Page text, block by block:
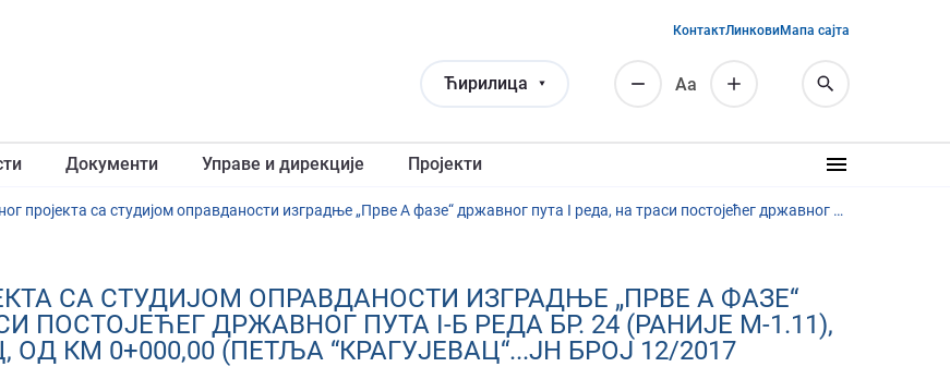
Ћирилица Аа
КонтактЛинковиМапа сајта
Документи Управе и дирекције Пројекти
Услуге израде Идејног пројекта са студијом оправданости изградње „Прве А фазе“ државног пута I реда, на траси постојећег државног пута I-Б реда бр. 24 (раније М-1.11), веза Коридор 10 – Крагујевац, од км 0+000,00 (петља “Крагујевац“...ЈН број 12/2017
СА СТУДИЈОМ ОПРАВДАНОСТИ ИЗГРАДЊЕ „ПРВЕ А ФАЗЕ“
ПОСТОЈЕЋЕГ ДРЖАВНОГ ПУТА I-Б РЕДА БР. 24 (РАНИЈЕ М-1.11),
КМ 0+000,00 (ПЕТЉА “КРАГУЈЕВАЦ“...ЈН БРОЈ 12/2017